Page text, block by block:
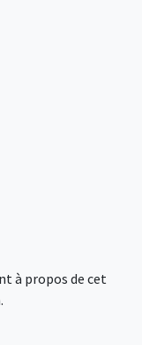
à propos de cet